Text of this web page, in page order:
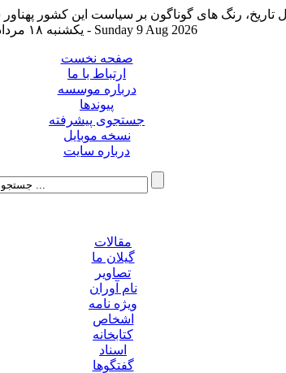
یکشنبه ۱۸ مرداد ۱۴۰۵ - Sunday 9 Aug 2026
صفحه نخست
ارتباط با ما
درباره موسسه
پیوندها
جستجوی پیشرفته
نسخه موبایل
درباره سایت
مقالات
گیلان ما
تصاویر
نام آوران
ویژه نامه
اشخاص
کتابخانه
اسناد
گفتگوها